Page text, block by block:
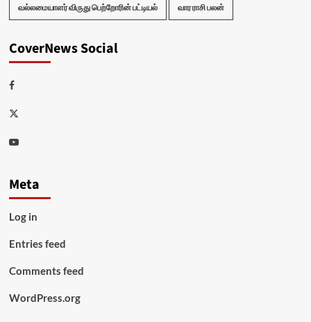
வல்லமையாளர் விருது பெற்றோரின் பட்டியல் வார ராசி பலன்
CoverNews Social
Facebook
Twitter
Youtube
Meta
Log in
Entries feed
Comments feed
WordPress.org